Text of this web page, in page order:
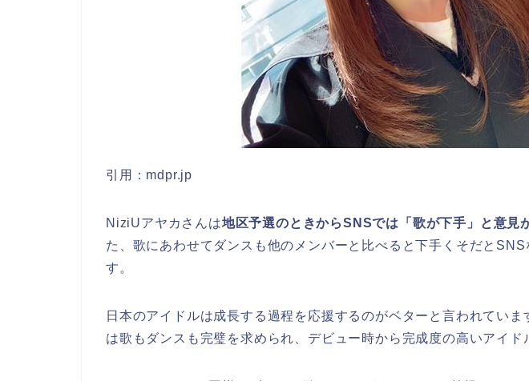
引用：mdpr.jp
NiziUアヤカさんは地区予選のときからSNSでは「歌が下手」と意見
た、歌にあわせてダンスも他のメンバーと比べると下手くそだとSNS
す。
日本のアイドルは成長する過程を応援するのがベターと言われていま
は歌もダンスも完璧を求められ、デビュー時から完成度の高いアイド